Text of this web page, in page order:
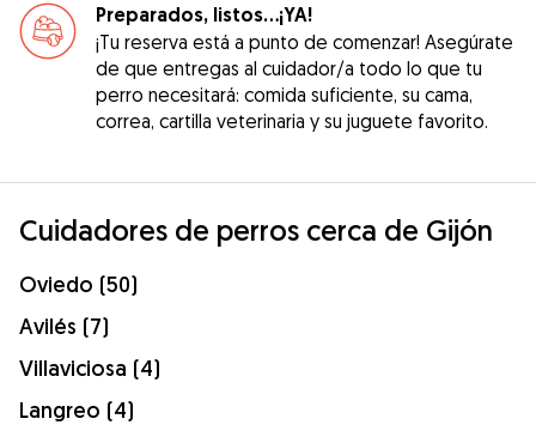
Preparados, listos...¡YA!
¡Tu reserva está a punto de comenzar! Asegúrate
de que entregas al cuidador/a todo lo que tu
perro necesitará: comida suficiente, su cama,
correa, cartilla veterinaria y su juguete favorito.
Cuidadores de perros cerca de Gijón
Oviedo (50)
Avilés (7)
Villaviciosa (4)
Langreo (4)